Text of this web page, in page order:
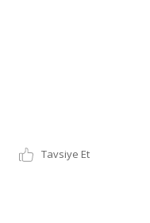
Tavsiye Et